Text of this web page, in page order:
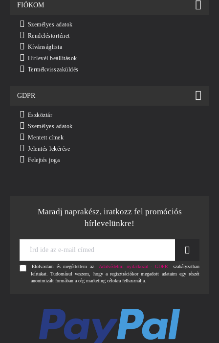
FIÓKOM
Személyes adatok
Rendeléstörténet
Kívánságlista
Hírlevél beállítások
Termékvisszaküldés
GDPR
Eszköztár
Személyes adatok
Mentett címek
Jelentés lekérése
Felejtés joga
Maradj naprakész, iratkozz fel promóciós
hírlevelünkre!
az
e-
Elolvastam és megértettem az Adatvédelmi nyilatkozat - GDPR
szabályzatban
leírtakat. Tudomásul veszem, hogy a regisztrációkor megadott adataim egy részét
anonimizált formában a cég marketing célokra felhasználja.